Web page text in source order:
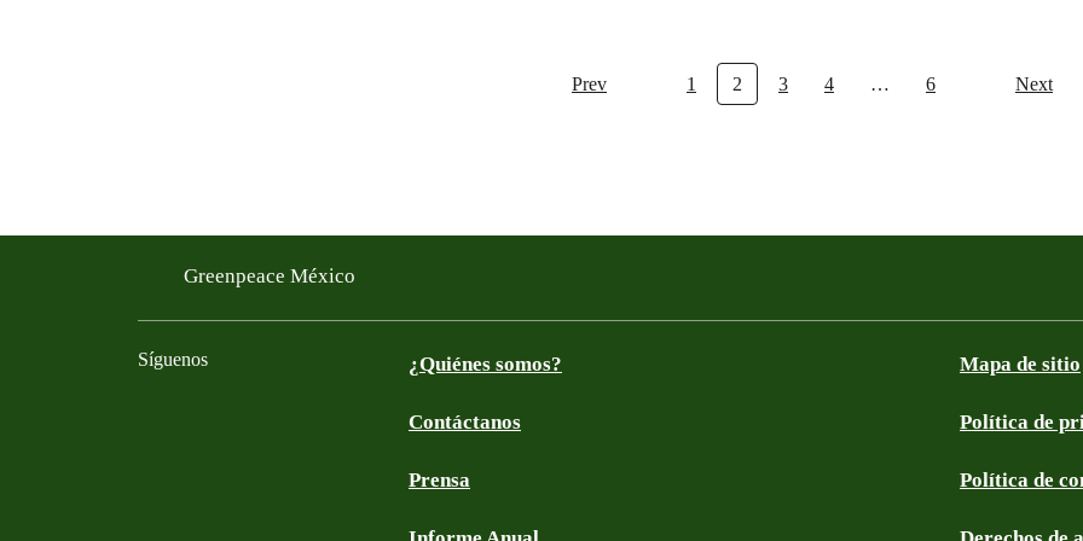
Prev 1 2 3 4 … 6 Next
Greenpeace México
Síguenos ¿Quiénes somos?
Contáctanos
Prensa
Mapa de sitio
Política de
Política de